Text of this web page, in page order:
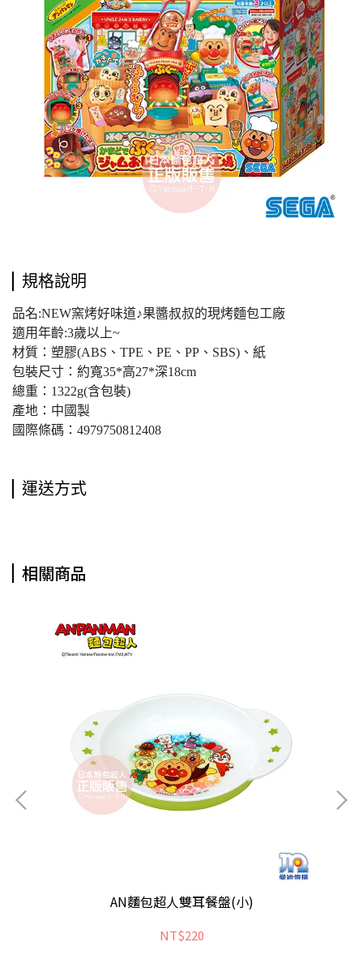
規格說明
品名:NEW窯烤好味道♪果醬叔叔的現烤麵包工廠
適用年齡:3歲以上~
材質：塑膠(ABS、TPE、PE、PP、SBS)、紙
包裝尺寸：約寬35*高27*深18cm
總重：1322g(含包裝)
產地：中國製
國際條碼：4979750812408
運送方式
相關商品
AN麵包超人雙耳餐盤(小)
NT$220